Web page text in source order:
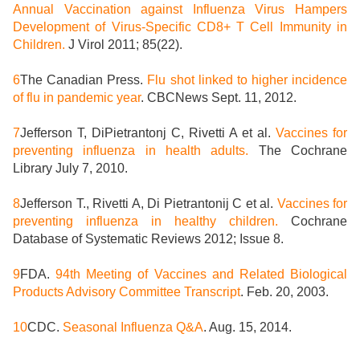
Annual Vaccination against Influenza Virus Hampers
Development of Virus-Specific CD8+ T Cell Immunity in
Children. J Virol 2011; 85(22).
6The Canadian Press. Flu shot linked to higher incidence
of flu in pandemic year. CBCNews Sept. 11, 2012.
7Jefferson T, DiPietrantonj C, Rivetti A et al. Vaccines for
preventing influenza in health adults. The Cochrane
Library July 7, 2010.
8Jefferson T., Rivetti A, Di Pietrantonij C et al. Vaccines for
preventing influenza in healthy children. Cochrane
Database of Systematic Reviews 2012; Issue 8.
9FDA.94th Meeting of Vaccines and Related Biological
Products Advisory Committee Transcript. Feb. 20, 2003.
10CDC. Seasonal Influenza Q&A. Aug. 15, 2014.